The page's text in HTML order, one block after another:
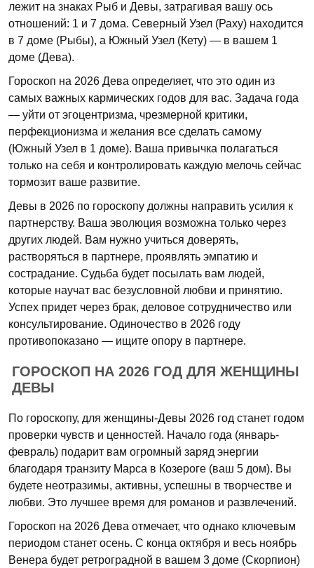
лежит на знаках Рыб и Девы, затрагивая вашу ось
отношений: 1 и 7 дома. Северный Узел (Раху) находится
в 7 доме (Рыбы), а Южный Узел (Кету) — в вашем 1
доме (Дева).
Гороскоп на 2026 Дева определяет, что это один из
самых важных кармических годов для вас. Задача года
— уйти от эгоцентризма, чрезмерной критики,
перфекционизма и желания все сделать самому
(Южный Узел в 1 доме). Ваша привычка полагаться
только на себя и контролировать каждую мелочь сейчас
тормозит ваше развитие.
Девы в 2026 по гороскопу должны направить усилия к
партнерству. Ваша эволюция возможна только через
других людей. Вам нужно учиться доверять,
растворяться в партнере, проявлять эмпатию и
сострадание. Судьба будет посылать вам людей,
которые научат вас безусловной любви и принятию.
Успех придет через брак, деловое сотрудничество или
консультирование. Одиночество в 2026 году
противопоказано — ищите опору в партнере.
ГОРОСКОП НА 2026 ГОД ДЛЯ ЖЕНЩИНЫ
ДЕВЫ
По гороскопу, для женщины-Девы 2026 год станет годом
проверки чувств и ценностей. Начало года (январь-
февраль) подарит вам огромный заряд энергии
благодаря транзиту Марса в Козероге (ваш 5 дом). Вы
будете неотразимы, активны, успешны в творчестве и
любви. Это лучшее время для романов и развлечений.
Гороскоп на 2026 Дева отмечает, что однако ключевым
периодом станет осень. С конца октября и весь ноябрь
Венера будет ретроградной в вашем 3 доме (Скорпион)